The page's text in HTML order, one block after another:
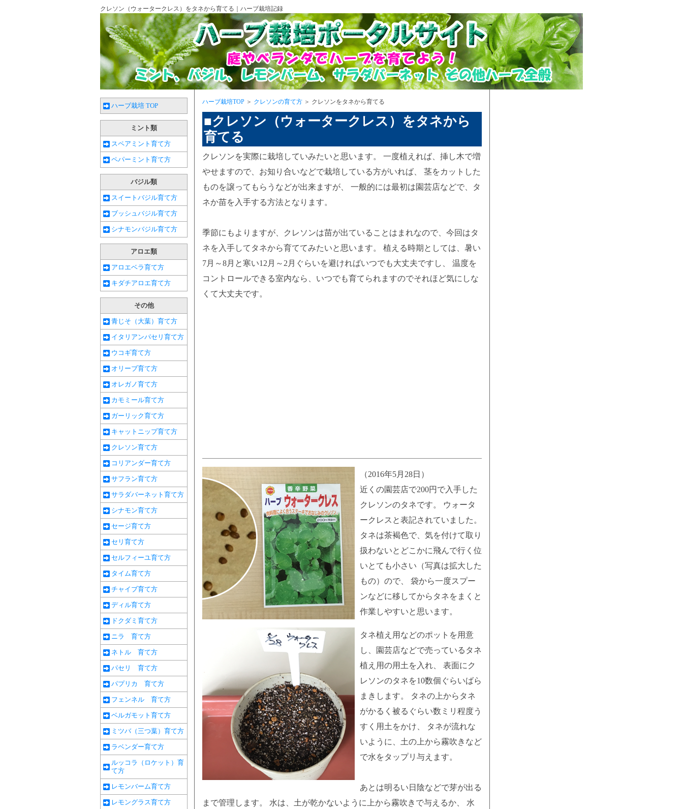
クレソン（ウォータークレス）をタネから育てる｜ハーブ栽培記録
ハーブ栽培 TOP
ミント類
スペアミント育て方
ペパーミント育て方
バジル類
スイートバジル育て方
ブッシュバジル育て方
シナモンバジル育て方
アロエ類
アロエベラ育て方
キダチアロエ育て方
その他
青じそ（大葉）育て方
イタリアンパセリ育て方
ウコギ育て方
オリーブ育て方
オレガノ育て方
カモミール育て方
ガーリック育て方
キャットニップ育て方
クレソン育て方
コリアンダー育て方
サフラン育て方
サラダバーネット育て方
シナモン育て方
セージ育て方
セリ育て方
セルフィーユ育て方
タイム育て方
チャイブ育て方
ディル育て方
ドクダミ育て方
ニラ 育て方
ネトル 育て方
パセリ 育て方
パプリカ 育て方
フェンネル 育て方
ベルガモット育て方
ミツバ（三つ葉）育て方
ラベンダー育て方
ルッコラ（ロケット）育
て方
レモンバーム育て方
レモングラス育て方
ハーブ栽培TOP ＞ クレソンの育て方 ＞ クレソンをタネから育てる
■クレソン（ウォータークレス）をタネから
育てる
クレソンを実際に栽培していみたいと思います。 一度植えれば、挿し木で増
やせますので、お知り合いなどで栽培している方がいれば、 茎をカットした
ものを譲ってもらうなどが出来ますが、 一般的には最初は園芸店などで、タ
ネか苗を入手する方法となります。
季節にもよりますが、クレソンは苗が出ていることはまれなので、今回はタ
ネを入手してタネから育ててみたいと思います。 植える時期としては、暑い
7月～8月と寒い12月～2月ぐらいを避ければいつでも大丈夫ですし、 温度を
コントロールできる室内なら、いつでも育てられますのでそれほど気にしな
くて大丈夫です。
（2016年5月28日）
近くの園芸店で200円で入手した
クレソンのタネです。 ウォータ
ークレスと表記されていました。
タネは茶褐色で、気を付けて取り
扱わないとどこかに飛んで行く位
いとても小さい（写真は拡大した
もの）ので、 袋から一度スプー
ンなどに移してからタネをまくと
作業しやすいと思います。
タネ植え用などのポットを用意
し、園芸店などで売っているタネ
植え用の用土を入れ、 表面にク
レソンのタネを10数個ぐらいばら
まきします。 タネの上からタネ
がかるく被るぐらい数ミリ程度う
すく用土をかけ、 タネが流れな
いように、土の上から霧吹きなど
で水をタップリ与えます。
あとは明るい日陰などで芽が出る
まで管理します。 水は、土が乾かないように上から霧吹きで与えるか、 水